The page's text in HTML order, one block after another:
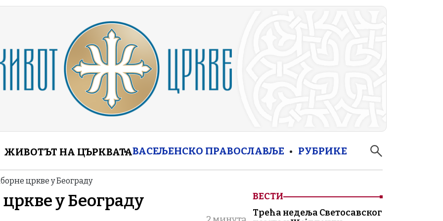
ЖИВОТЪТ НА ЦЪРКВАТАВАСЕЉЕНСКО ПРАВОСЛАВЉЕ РУБРИКЕ
цркве у Београду
у Београду
ВЕСТИ
Трећа недеља Светосавског